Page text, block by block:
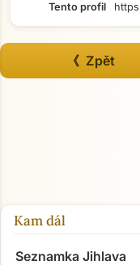
Tento profil
《 Zpět
Kam dál
Seznamka Jihlava